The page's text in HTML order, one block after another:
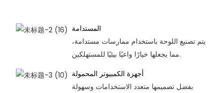
المستدامة
يتم تصنيع اللوحة باستخدام ممارسات مستدامة،
مما يجعلها خيارًا واعيًا بيئيًا للمستهلكين.
أجهزة الكمبيوتر المحمولة
بفضل تصميمها متعدد الاستخدامات وسهولة